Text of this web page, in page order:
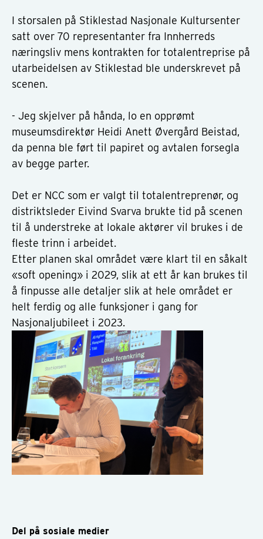
I storsalen på Stiklestad Nasjonale Kultursenter
satt over 70 representanter fra Innherreds
næringsliv mens kontrakten for totalentreprise på
utarbeidelsen av Stiklestad ble underskrevet på
scenen.
- Jeg skjelver på hånda, lo en opprømt
museumsdirektør Heidi Anett Øvergård Beistad,
da penna ble ført til papiret og avtalen forsegla
av begge parter.
Det er NCC som er valgt til totalentreprenør, og
distriktsleder Eivind Svarva brukte tid på scenen
til å understreke at lokale aktører vil brukes i de
fleste trinn i arbeidet.
Etter planen skal området være klart til en såkalt
«soft opening» i 2029, slik at ett år kan brukes til
å finpusse alle detaljer slik at hele området er
helt ferdig og alle funksjoner i gang for
Nasjonaljubileet i 2023.
Del på sosiale medier